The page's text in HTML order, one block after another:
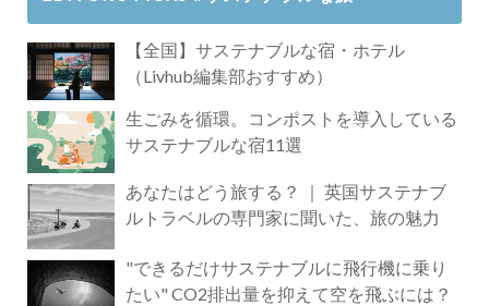
【全国】サステナブルな宿・ホテル
（Livhub編集部おすすめ）
生ごみを循環。コンポストを導入している
サステナブルな宿11選
あなたはどう旅する？ ｜ 英国サステナブ
ルトラベルの専門家に聞いた、旅の魅力
"できるだけサステナブルに飛行機に乗り
たい" CO2排出量を抑えて空を飛ぶには？